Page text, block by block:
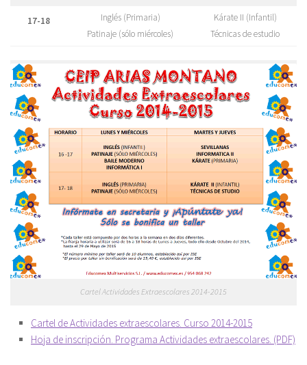
17-18
Inglés (Primaria)
Patinaje (sólo miércoles)
Kárate II (Infantil)
Técnicas de estudio
Cartel Actividades Extraescolares 2014-2015
Cartel de Actividades extraescolares. Curso 2014-2015
Hoja de inscripción. Programa Actividades extraescolares. (PDF)